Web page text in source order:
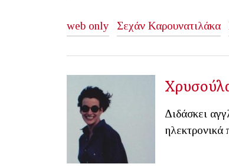
web only Σεχάν Καρουνατιλάκα
Διδάσκει
ηλεκτρονικά